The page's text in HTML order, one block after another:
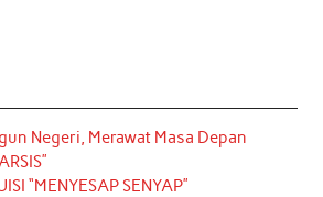
Negeri, Merawat Masa Depan
“MENYESAP SENYAP”